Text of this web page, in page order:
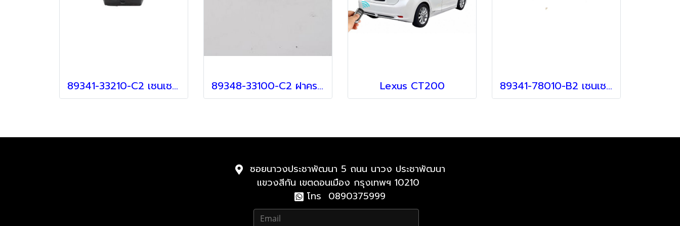
89341-33210-C2 เซนเซอร์ สำหรับ Lexus 89348-33100-C2 ฝาครอบเซ็นเซอร์ สำหรับ Lexus Lexus CT200 89341-78010-B2 เซนเซอร์กันชน สำหรับรถ Lexus
ซอยนาวงประชาพัฒนา 5 ถนน นาวง ประชาพัฒนา
แขวงสีกัน เขตดอนเมือง กรุงเทพฯ 10210
โทร 0890375999